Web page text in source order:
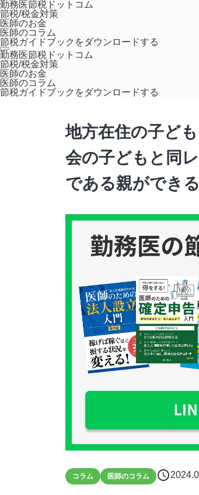
勤務医節税ドットコム
節税/税金対策
医師のお金
医師のコラム
節税ガイドブックをダウンロードする
勤務医節税ドットコム
節税/税金対策
医師のお金
医師のコラム
節税ガイドブックをダウンロードする
ホーム コラム
医学部受験 教育
地方在住の子ど
会の子どもと同
である親ができ
コラム 医師のコラム schedule